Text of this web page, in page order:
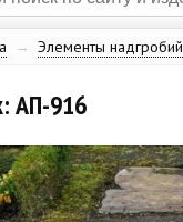
→ Элементы надгробий
АП-916